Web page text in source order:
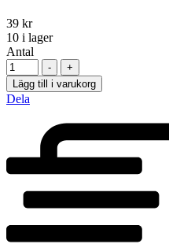
39 kr
10 i lager
Antal
-
+
Lägg till i varukorg
Dela